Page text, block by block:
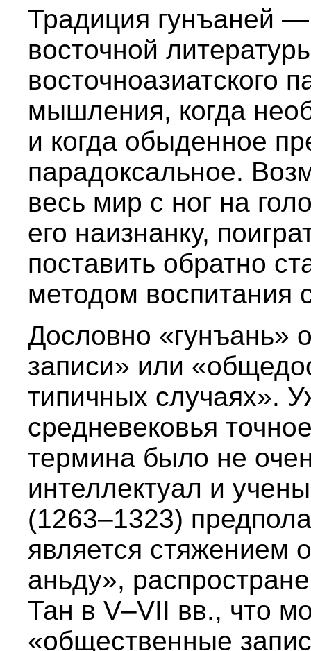
Традиция гунъаней —
восточной
восточноазиатского
мышления, когда
и когда обыденное
парадоксальное.
весь мир с ног на
его наизнанку,
поставить обратно
методом воспитания
Дословно «гунъань»
записи» или
типичных случаях».
средневековья
термина было не
интеллектуал и
(1263–1323)
является стяжением
аньду»,
Тан в V–VII вв., что
«общественные